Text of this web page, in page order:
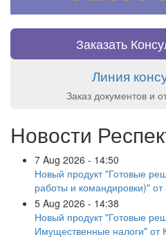
Заказать
Линия
Заказ документов и
Новости
7 Aug 2026 - 14:50
Новый продукт "Готовые
работы и командировки)"
5 Aug 2026 - 14:38
Новый продукт "Готовые
Имущественные налоги" от